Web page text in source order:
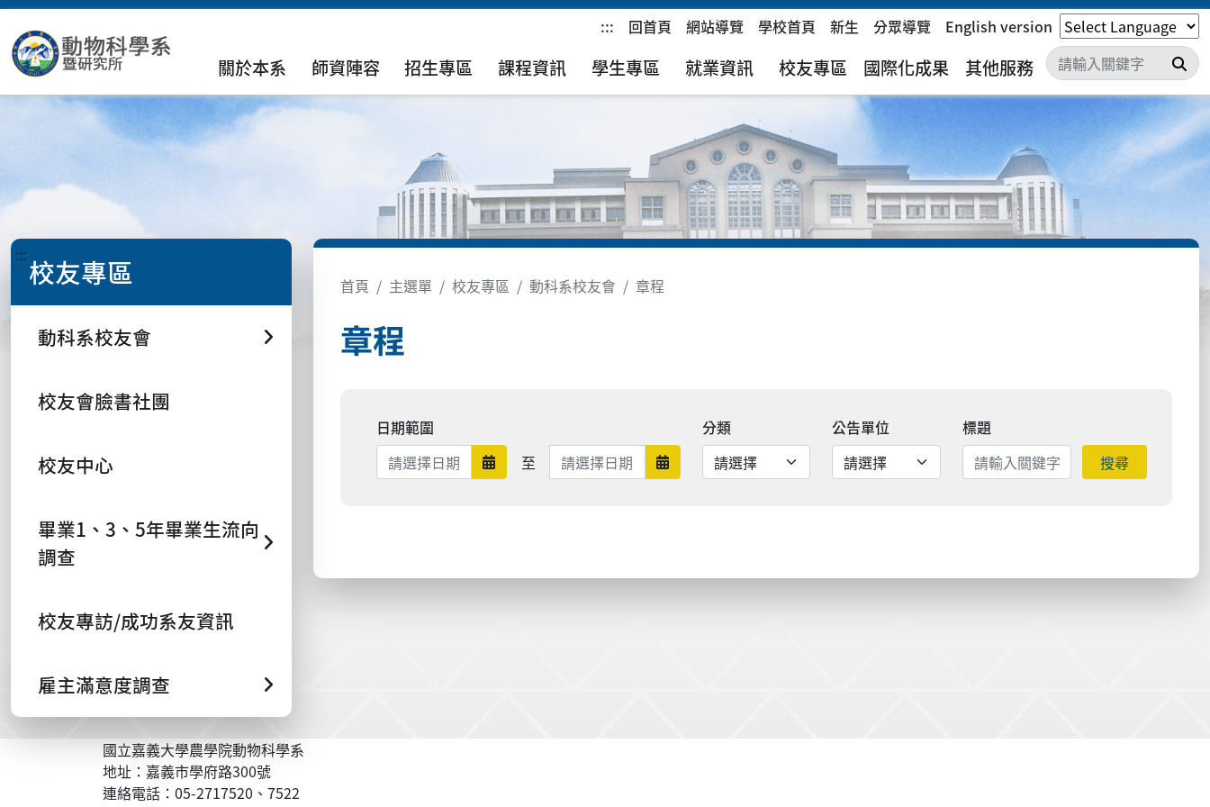
::: 回首頁 網站導覽 學校首頁 新生 分眾導覽 English version
關於本系 師資陣容 招生專區 課程資訊 學生專區 就業資訊 校友專區 國際化成果 其他服務 搜
::: 校友專區
動科系校友會
校友會臉書社團
校友中心
畢業1、3、5年畢業生流向
調查
校友專訪/成功系友資訊
雇主滿意度調查
首頁 主選單 校友專區 動科系校友會 章程
章程
日期範圍
日期範圍開始
至 日期範圍結束 日期範圍結束
分類 公告單位
標題
搜尋
國立嘉義大學農學院動物科學系
地址：嘉義市學府路300號
連絡電話：05-2717520、7522